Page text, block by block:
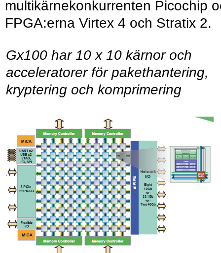
multikärnekonkurrenten Picochip
FPGA:erna Virtex 4 och Stratix 2.
Gx100 har 10 x 10 kärnor och
acceleratorer för pakethantering,
kryptering och komprimering